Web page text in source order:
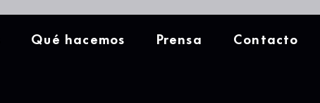
Qué hacemos Prensa Contacto